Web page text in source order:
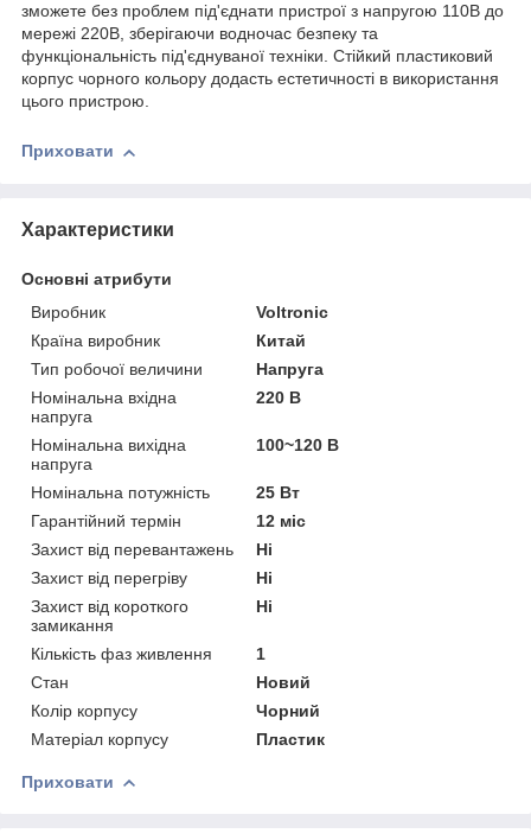
зможете без проблем під'єднати пристрої з напругою 110В до
мережі 220В, зберігаючи водночас безпеку та
функціональність під'єднуваної техніки. Стійкий пластиковий
корпус чорного кольору додасть естетичності в використання
цього пристрою.
Приховати
Характеристики
Основні атрибути
Виробник
Voltronic
Країна виробник
Китай
Тип робочої величини
Напруга
Номінальна вхідна
напруга
220 В
Номінальна вихідна
напруга
100~120 В
Номінальна потужність
25 Вт
Гарантійний термін
12 міс
Захист від перевантажень
Ні
Захист від перегріву
Ні
Захист від короткого
замикання
Ні
Кількість фаз живлення
1
Стан
Новий
Колір корпусу
Чорний
Матеріал корпусу
Пластик
Приховати